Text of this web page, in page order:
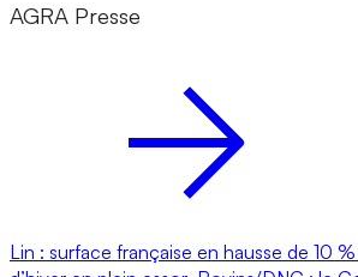
AGRA Presse
Lin : surface française en hausse de 10